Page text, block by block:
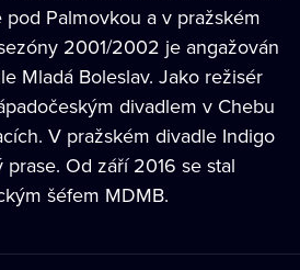
Palmovkou a v pražském
2001/2002 je angažován
Mladá Boleslav. Jako režisér
divadlem v Chebu
V pražském divadle Indigo
prase. Od září 2016 se stal
šéfem MDMB.